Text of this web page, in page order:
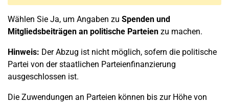
Wählen Sie Ja, um Angaben zu Spenden und
Mitgliedsbeiträgen an politische Parteien zu machen.
Hinweis: Der Abzug ist nicht möglich, sofern die politische
Partei von der staatlichen Parteienfinanzierung
ausgeschlossen ist.
Die Zuwendungen an Parteien können bis zur Höhe von